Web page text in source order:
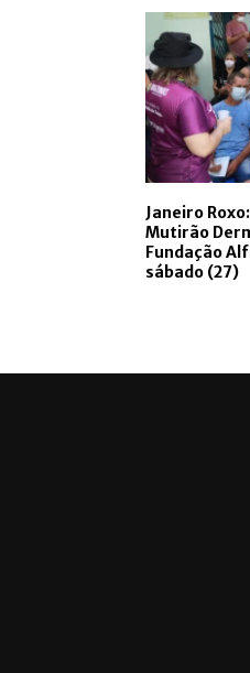
Janeiro
Mutirão
Fundação
sábado (27)